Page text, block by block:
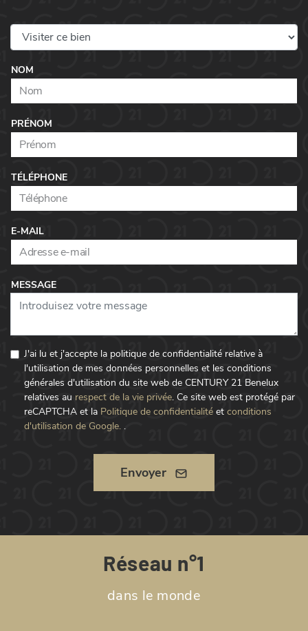
NOM
PRÉNOM
TÉLÉPHONE
E-MAIL
MESSAGE
J'ai lu et j'accepte la politique de confidentialité relative à
l'utilisation de mes données personnelles et les conditions
générales d'utilisation du site web de CENTURY 21 Benelux
relatives au respect de la vie privée. Ce site web est protégé par
reCAPTCHA et la Politique de confidentialité et conditions
d'utilisation de Google. .
Envoyer
Réseau n°1
dans le monde